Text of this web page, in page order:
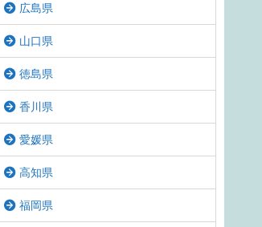
広島県
山口県
徳島県
香川県
愛媛県
高知県
福岡県